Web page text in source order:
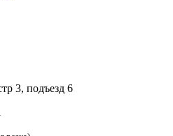
3, подъезд 6